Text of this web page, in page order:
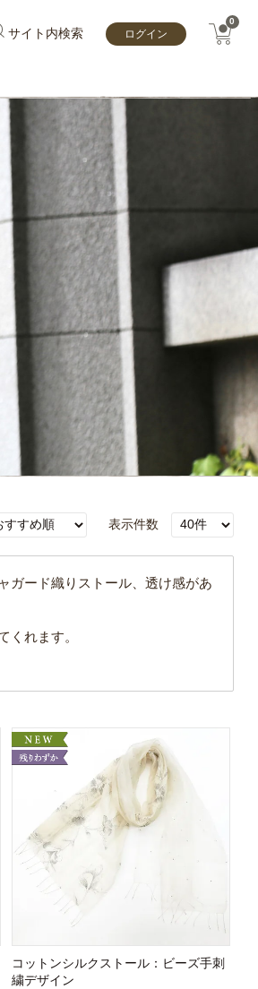
サイト内検索 ログイン
0
表示件数
ード織りストール、 透け感があ
くれます。
コットンシルクストール：ビーズ手刺
繍デザイン